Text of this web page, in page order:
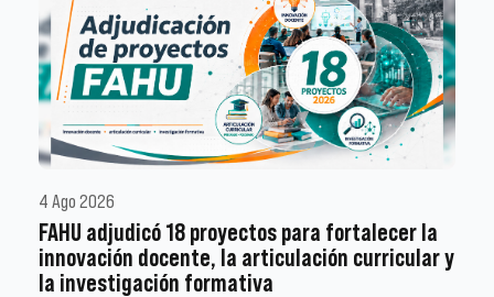
4 Ago 2026
FAHU adjudicó 18 proyectos para fortalecer la
innovación docente, la articulación curricular y
la investigación formativa